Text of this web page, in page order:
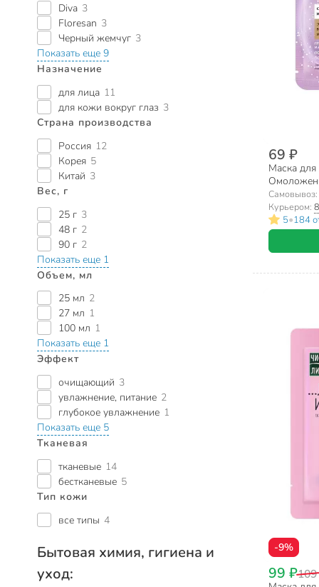
Diva 3
Floresan 3
Черный жемчуг 3
Показать еще 9
Назначение
для лица 11
для кожи вокруг глаз 3
Страна производства
Россия 12
Корея 5
Китай 3
Вес, г
25 г 3
48 г 2
90 г 2
Показать еще 1
Объем, мл
25 мл 2
27 мл 1
100 мл 1
Показать еще 1
Эффект
очищающий 3
увлажнение, питание 2
глубокое увлажнение 1
Показать еще 5
Тканевая
тканевые 14
бестканевые 5
Тип кожи
все типы 4
Бытовая химия, гигиена и
уход:
69 ₽
Маска
Самовывоз:
Курьером:
5•184
-9%
99 ₽109